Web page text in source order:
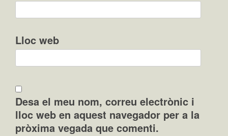
Lloc web
Desa el meu nom, correu electrònic i
lloc web en aquest navegador per a la
pròxima vegada que comenti.